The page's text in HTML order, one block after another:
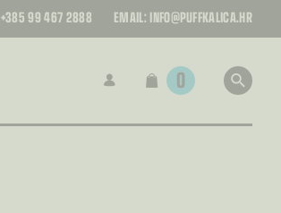
+385 99 467 2888 EMAIL: INFO@PUFFKALICA.HR
0